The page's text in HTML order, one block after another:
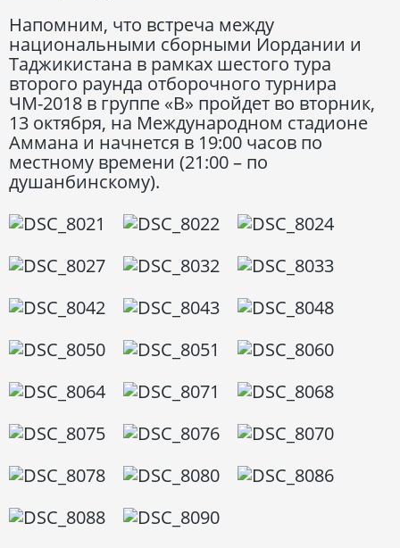
Напомним, что встреча между
национальными сборными Иордании и
Таджикистана в рамках шестого тура
второго раунда отборочного турнира
ЧМ-2018 в группе «В» пройдет во вторник,
13 октября, на Международном стадионе
Аммана и начнется в 19:00 часов по
местному времени (21:00 – по
душанбинскому).